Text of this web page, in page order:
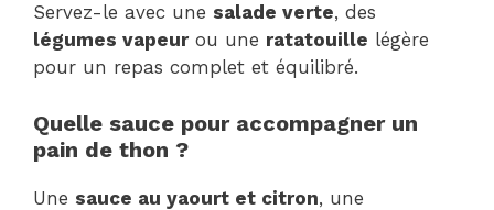
Servez-le avec une salade verte, des
légumes vapeurou une ratatouille légère
pour un repas complet et équilibré.
Quelle sauce pour accompagner un
pain de thon ?
Une sauce au yaourt et citron, une